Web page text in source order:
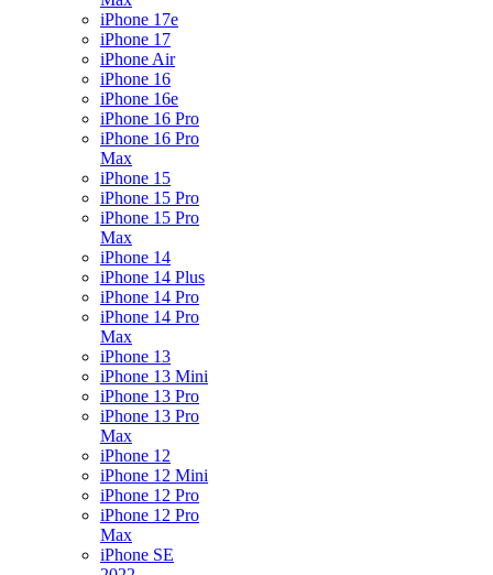
iPhone 17e
iPhone 17
iPhone Air
iPhone 16
iPhone 16e
iPhone 16 Pro
iPhone 16 Pro
Max
iPhone 15
iPhone 15 Pro
iPhone 15 Pro
Max
iPhone 14
iPhone 14 Plus
iPhone 14 Pro
iPhone 14 Pro
Max
iPhone 13
iPhone 13 Mini
iPhone 13 Pro
iPhone 13 Pro
Max
iPhone 12
iPhone 12 Mini
iPhone 12 Pro
iPhone 12 Pro
Max
iPhone SE